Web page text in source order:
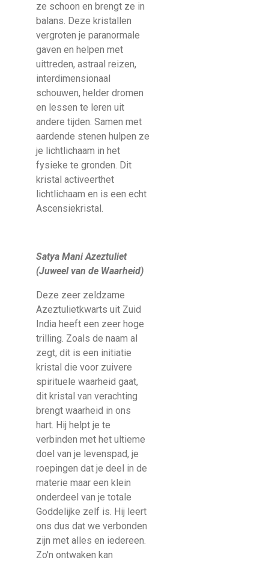
ze schoon en brengt ze in
balans. Deze kristallen
vergroten je paranormale
gaven en helpen met
uittreden, astraal reizen,
interdimensionaal
schouwen, helder dromen
en lessen te leren uit
andere tijden. Samen met
aardende stenen hulpen ze
je lichtlichaam in het
fysieke te gronden. Dit
kristal activeerthet
lichtlichaam en is een echt
Ascensiekristal.
Satya Mani Azeztuliet
(Juweel van de Waarheid)
Deze zeer zeldzame
Azeztulietkwarts uit Zuid
India heeft een zeer hoge
trilling. Zoals de naam al
zegt, dit is een initiatie
kristal die voor zuivere
spirituele waarheid gaat,
dit kristal van verachting
brengt waarheid in ons
hart. Hij helpt je te
verbinden met het ultieme
doel van je levenspad, je
roepingen dat je deel in de
materie maar een klein
onderdeel van je totale
Goddelijke zelf is. Hij leert
ons dus dat we verbonden
zijn met alles en iedereen.
Zo'n ontwaken kan